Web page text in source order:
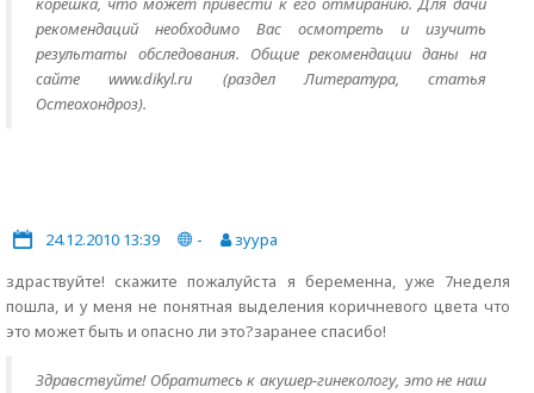
рекомендаций необходимо Вас осмотреть и изучить
результаты обследования. Общие рекомендации даны на
сайте www.dikyl.ru (раздел Литература, статья
Остеохондроз).
24.12.2010 13:39 -
зуура
здраствуйте! скажите пожалуйста я беременна, уже 7неделя
пошла, и у меня не понятная выделения коричневого цвета что
это может быть и опасно ли это?заранее спасибо!
Здравствуйте! Обратитесь к акушер-гинекологу, это не наш